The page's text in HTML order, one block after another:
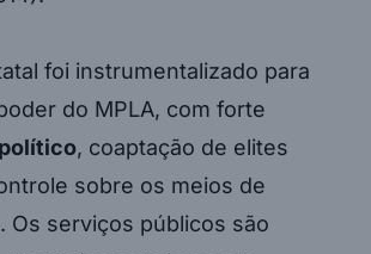
foi instrumentalizado para
do MPLA, com forte
, coaptação de elites
sobre os meios de
Os serviços públicos são